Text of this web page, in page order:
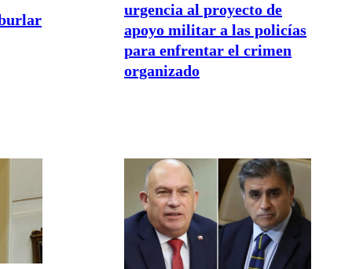
urgencia al proyecto de
apoyo militar a las policías
para enfrentar el crimen
organizado